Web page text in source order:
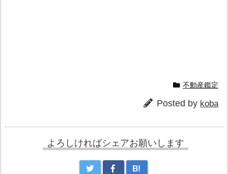
不動産鑑定
Posted by koba
よろしければシェアお願いします
B!